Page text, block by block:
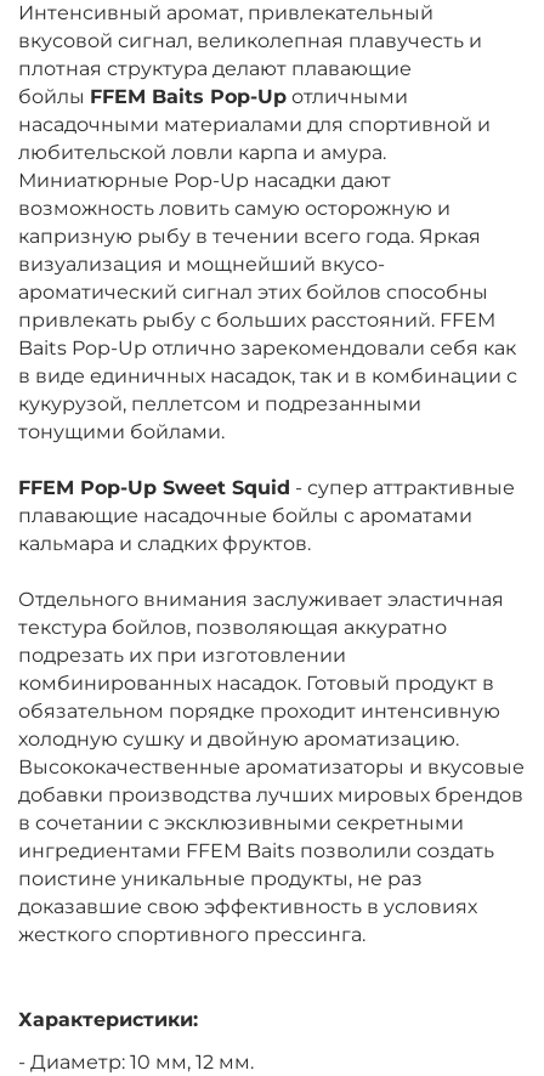
Интенсивный аромат, привлекательный
вкусовой сигнал, великолепная плавучесть и
плотная структура делают плавающие
бойлы FFEM Baits Pop-Up отличными
насадочными материалами для спортивной и
любительской ловли карпа и амура.
Миниатюрные Pop-Up насадки дают
возможность ловить самую осторожную и
капризную рыбу в течении всего года. Яркая
визуализация и мощнейший вкусо-
ароматический сигнал этих бойлов способны
привлекать рыбу с больших расстояний. FFEM
Baits Pop-Up отлично зарекомендовали себя как
в виде единичных насадок, так и в комбинации с
кукурузой, пеллетсом и подрезанными
тонущими бойлами.
FFEM Pop-Up Sweet Squid - супер аттрактивные
плавающие насадочные бойлы с ароматами
кальмара и сладких фруктов.
Отдельного внимания заслуживает эластичная
текстура бойлов, позволяющая аккуратно
подрезать их при изготовлении
комбинированных насадок. Готовый продукт в
обязательном порядке проходит интенсивную
холодную сушку и двойную ароматизацию.
Высококачественные ароматизаторы и вкусовые
добавки производства лучших мировых брендов
в сочетании с эксклюзивными секретными
ингредиентами FFEM Baits позволили создать
поистине уникальные продукты, не раз
доказавшие свою эффективность в условиях
жесткого спортивного прессинга.
Характеристики:
- Диаметр: 10 мм, 12 мм.